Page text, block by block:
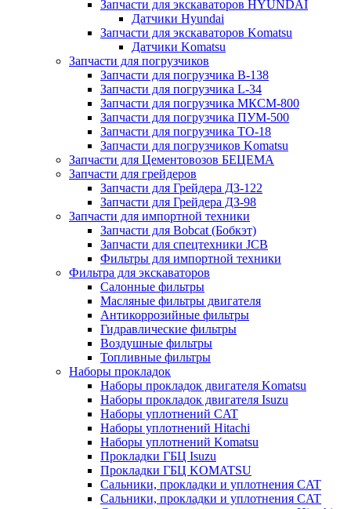
Запчасти для экскаваторов HYUNDAI
Датчики Hyundai
Запчасти для экскаваторов Komatsu
Датчики Komatsu
Запчасти для погрузчиков
Запчасти для погрузчика B-138
Запчасти для погрузчика L-34
Запчасти для погрузчика МКСМ-800
Запчасти для погрузчика ПУМ-500
Запчасти для погрузчика ТО-18
Запчасти для погрузчиков Komatsu
Запчасти для Цементовозов БЕЦЕМА
Запчасти для грейдеров
Запчасти для Грейдера ДЗ-122
Запчасти для Грейдера ДЗ-98
Запчасти для импортной техники
Запчасти для Bobcat (Бобкэт)
Запчасти для спецтехники JCB
Фильтры для импортной техники
Фильтра для экскаваторов
Салонные фильтры
Масляные фильтры двигателя
Антикоррозийные фильтры
Гидравлические фильтры
Воздушные фильтры
Топливные фильтры
Наборы прокладок
Наборы прокладок двигателя Komatsu
Наборы прокладок двигателя Isuzu
Наборы уплотнений CAT
Наборы уплотнений Hitachi
Наборы уплотнений Komatsu
Прокладки ГБЦ Isuzu
Прокладки ГБЦ KOMATSU
Сальники, прокладки и уплотнения CAT
Сальники, прокладки и уплотнения CAT